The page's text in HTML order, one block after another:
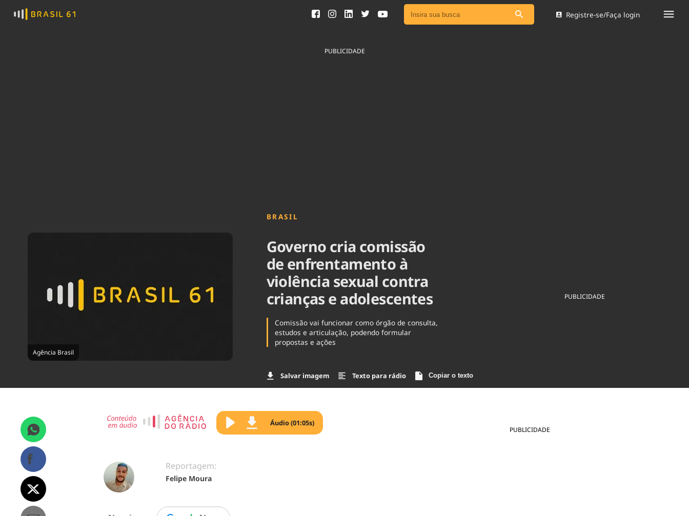
Ver todas as notícias
Cinema
Comportamento
Registre-se/Faça login
PUBLICIDADE
Agência Brasil
BRASIL
Governo cria comissão
de enfrentamento à
violência sexual contra
crianças e adolescentes
Comissão vai funcionar como órgão de consulta,
estudos e articulação, podendo formular
propostas e ações
Salvar imagem Texto para rádio Copiar o texto
PUBLICIDADE
PUBLICIDADE
Áudio (01:05s)
Reportagem:
Felipe Moura